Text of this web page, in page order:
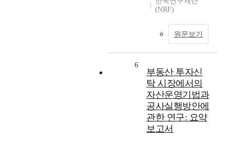
(NRF)
원문보기
6
부동산 투자신
탁 시장에서의
자산운영기법과
공사실행방안에
관한 연구: 요약
보고서